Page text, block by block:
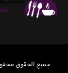
جميع الحقوق